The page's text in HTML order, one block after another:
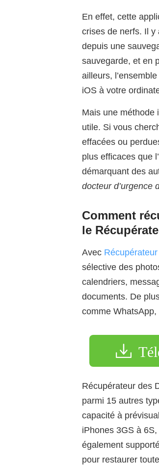
En effet, cette
crises de nerfs. Il y
depuis une
sauvegarde, et en
ailleurs,
iOS à votre
Mais une méthode
utile. Si vous
effacées ou
plus efficaces que
démarquant des
docteur d’urgence
Comment
le
Avec
sélective des
calendriers,
documents. De
comme
Récupérateur des
parmi 15 autres
capacité à
iPhones 3GS à
également
pour restaurer